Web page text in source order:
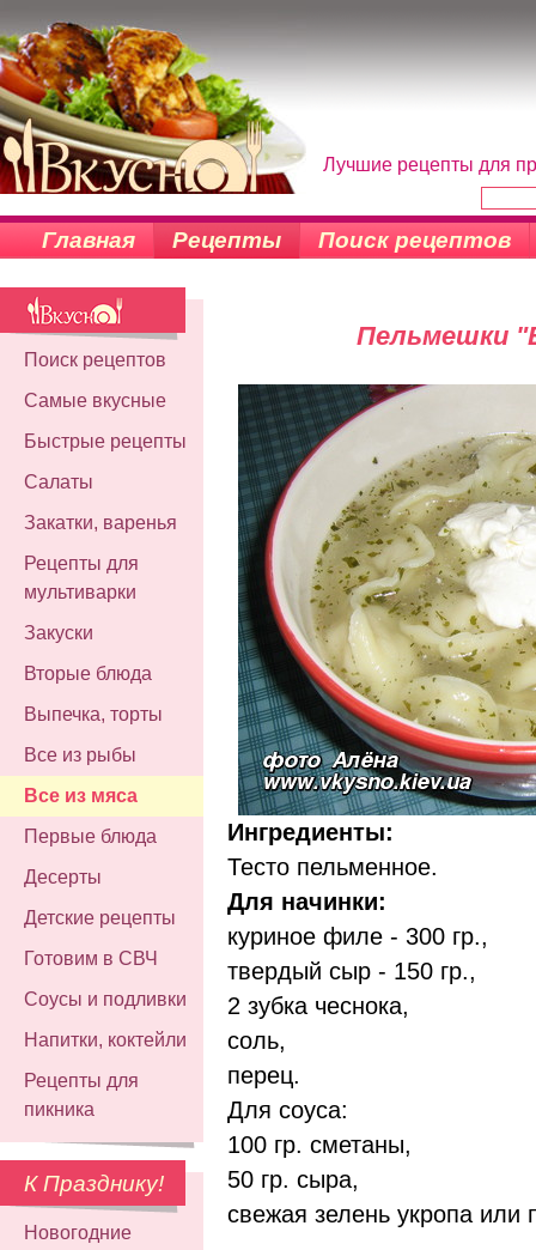
Лучшие рецепты для
Главная Рецепты Поиск рецептов
Поиск рецептов
Самые вкусные
Быстрые рецепты
Салаты
Закатки, варенья
Рецепты для
мультиварки
Закуски
Вторые блюда
Выпечка, торты
Все из рыбы
Все из мяса
Первые блюда
Десерты
Детские рецепты
Готовим в СВЧ
Соусы и подливки
Напитки, коктейли
Рецепты для
пикника
К Празднику!
Новогодние
Пельмешки
Ингредиенты:
Тесто пельменное.
Для начинки:
куриное филе - 300 гр.,
твердый сыр - 150 гр.,
2 зубка чеснока,
соль,
перец.
Для соуса:
100 гр. сметаны,
50 гр. сыра,
свежая зелень укропа или